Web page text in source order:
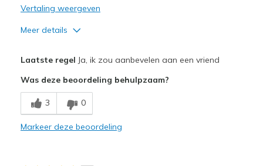
Vertaling weergeven
Meer details
Comfortable
Durable
Laatste regel Ja, ik zou aanbevelen aan een vriend
Was deze beoordeling behulpzaam?
3 0
Markeer deze beoordeling